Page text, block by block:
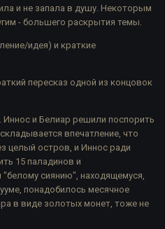
и не запала в душу. Некоторым
- большего раскрытия темы.
идея) и краткие
пересказ одной из концовок
. Иннос и Белиар решили поспорить
впечатление, что
целый остров, и Иннос ради
15 паладинов и
сиянию", находящемуся,
понадобилось месячное
в виде золотых монет, тоже не